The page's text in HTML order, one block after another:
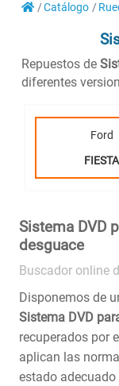
Catálogo
Repuestos de
diferentes
Ford
FIESTA
Sistema DVD
desguace
Buscador online
Disponemos de
Sistema DVD
recuperados por
aplican las
estado